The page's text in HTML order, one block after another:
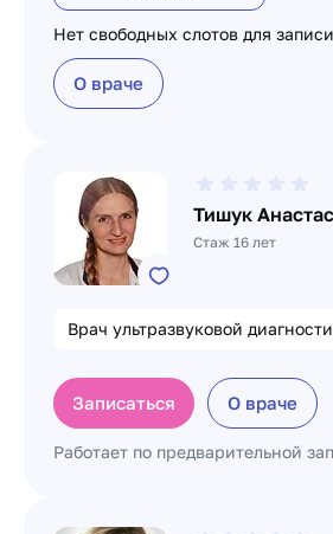
Нет свободных слотов для записи
О враче
Тишук
Стаж 16 лет
Врач ультразвуковой
Записаться О враче
Работает по предварительной